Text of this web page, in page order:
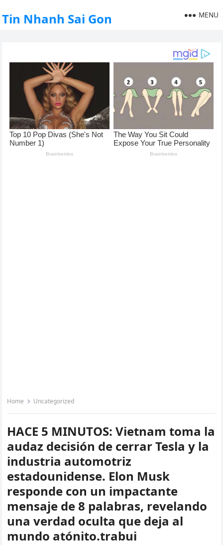
Tin Nhanh Sai Gon MENU
Home Uncategorized
HACE 5 MINUTOS: Vietnam toma la
audaz decisión de cerrar Tesla y la
industria automotriz
estadounidense. Elon Musk
responde con un impactante
mensaje de 8 palabras, revelando
una verdad oculta que deja al
mundo atónito.trabui